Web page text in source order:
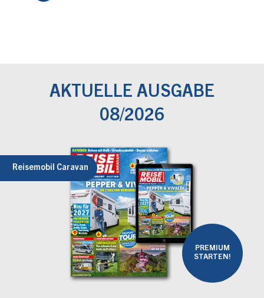
AKTUELLE AUSGABE
08/2026
Reisemobil Caravan
PREMIUM
STARTEN!